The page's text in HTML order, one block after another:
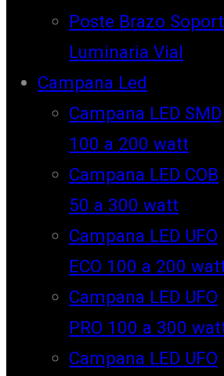
Poste Brazo
Luminaria Vial
Campana Led
Campana LED SMD
100 a 200 watt
Campana LED COB
50 a 300 watt
Campana LED UFO
ECO 100 a 200
Campana LED UFO
PRO 100 a 300
Campana LED UFO